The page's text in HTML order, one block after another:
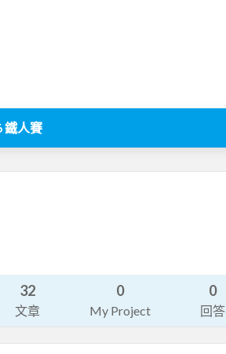
鐵人賽
32
文章
0
My Project
0
回答